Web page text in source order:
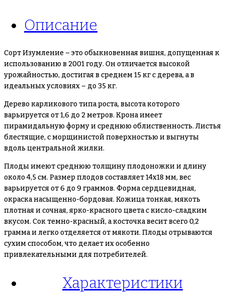
Описание
Сорт Изумление – это обыкновенная вишня, допущенная к
использованию в 2001 году. Он отличается высокой
урожайностью, достигая в среднем 15 кг с дерева, а в
идеальных условиях – до 35 кг.
Дерево карликового типа роста, высота которого
варьируется от 1,6 до 2 метров. Крона имеет
пирамидальную форму и среднюю облиственность. Листья
блестящие, с морщинистой поверхностью и выгнуты
вдоль центральной жилки.
Плоды имеют среднюю толщину плодоножки и длину
около 4,5 см. Размер плодов составляет 14х18 мм, вес
варьируется от 6 до 9 граммов. Форма сердцевидная,
окраска насыщенно-бордовая. Кожица тонкая, мякоть
плотная и сочная, ярко-красного цвета с кисло-сладким
вкусом. Сок темно-красный, а косточка весит всего 0,2
грамма и легко отделяется от мякоти. Плоды отрываются
сухим способом, что делает их особенно
привлекательными для потребителей.
Характеристики